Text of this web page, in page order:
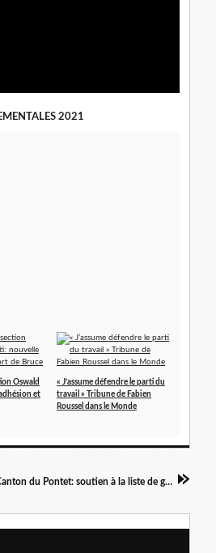
2021
Oswald
et
« J’assume défendre le parti du
travail » Tribune de Fabien
Roussel dans le Monde
Canton du Pontet: soutien à la liste de gauche, mardi 8 juin